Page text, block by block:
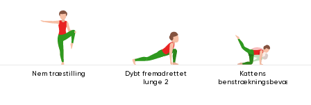
Nem træstilling
Dybt fremadrettet
lunge 2
Kattens
benstrækningsbevægelse